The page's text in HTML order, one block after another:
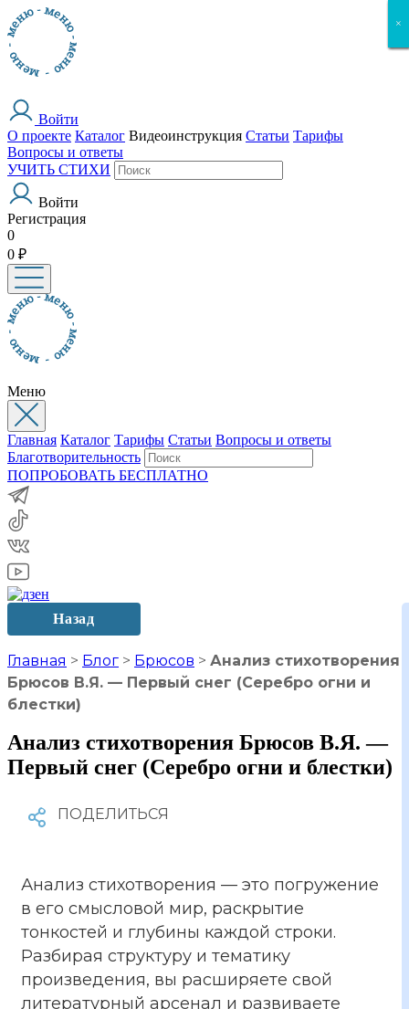
Войти
О проекте Каталог Видеоинструкция Статьи Тарифы
Вопросы и ответы
УЧИТЬ СТИХИ
Войти
Регистрация
0
0 ₽
Меню
Главная Каталог Тарифы Статьи Вопросы и ответы
Благотворительность
ПОПРОБОВАТЬ БЕСПЛАТНО
Назад
Главная > Блог > Брюсов > Анализ стихотворения
Брюсов В.Я. — Первый снег (Серебро огни и
блестки)
Анализ стихотворения Брюсов В.Я. —
Первый снег (Серебро огни и блестки)
Анализ стихотворения — это погружение
в его смысловой мир, раскрытие
тонкостей и глубины каждой строки.
Разбирая структуру и тематику
произведения, вы расширяете свой
литературный арсенал и развиваете
×
×
×
×
×